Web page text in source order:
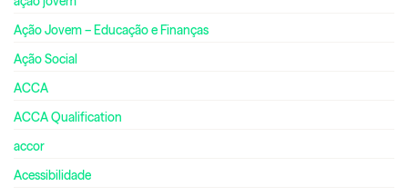
Ação Jovem – Educação e Finanças
Ação Social
ACCA
ACCA Qualification
accor
Acessibilidade